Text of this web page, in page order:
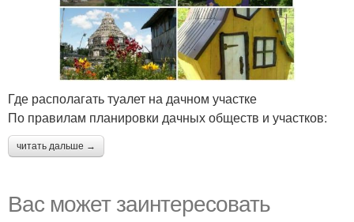
Где располагать туалет на дачном участке
По правилам планировки дачных обществ и участков:
читать дальше →
Вас может заинтересовать